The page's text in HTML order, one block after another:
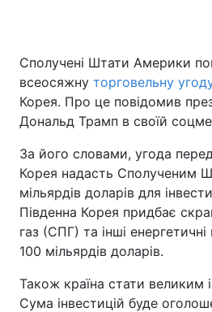
Сполучені Штати Америки
всеосяжну торговельну
Корея. Про це повідомив
Дональд Трамп в своїй
За його словами, угода
Корея надасть Сполученим
мільярдів доларів для
Південна Корея придбає
газ (СПГ) та інші
100 мільярдів доларів.
Також країна стати
Сума інвестицій буде